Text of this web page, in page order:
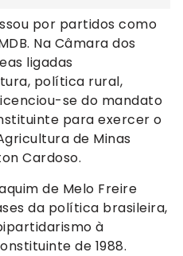
por partidos como
Na Câmara dos
ligadas
política rural,
se do mandato
para exercer o
de Minas
Cardoso.
de Melo Freire
da política brasileira,
à
de 1988.